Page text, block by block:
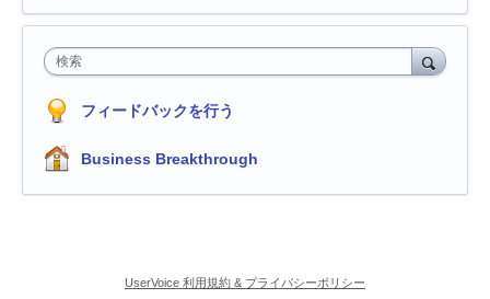
検索
フィードバックを行う
Business Breakthrough
UserVoice 利用規約 & プライバシーポリシー